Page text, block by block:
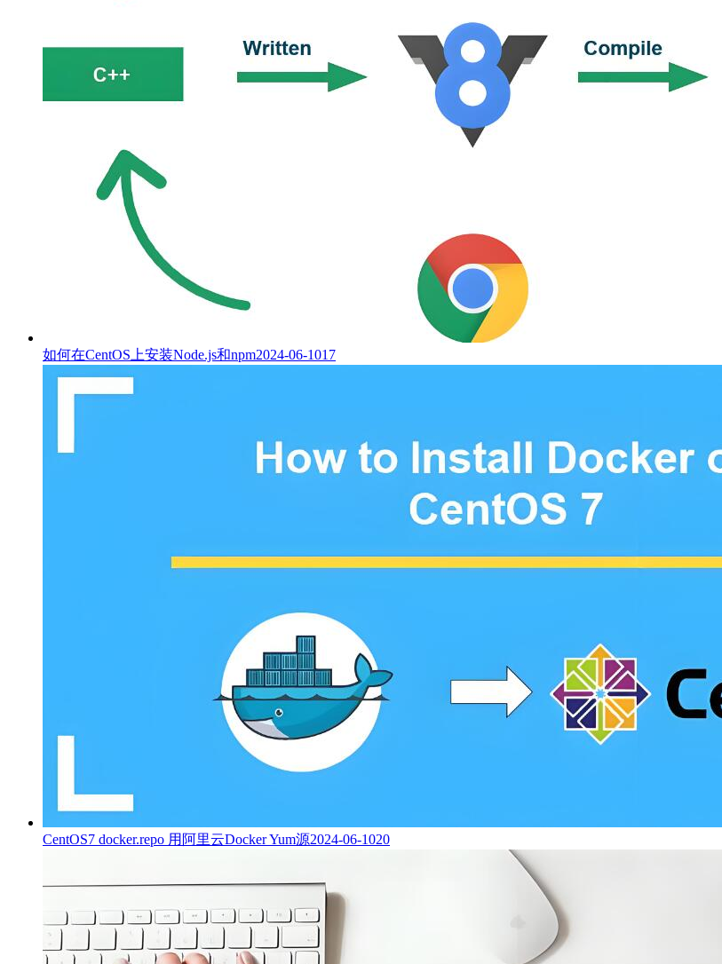
如何在CentOS上安装Node.js和npm2024-06-1017
CentOS7 docker.repo 用阿里云Docker Yum源2024-06-1020